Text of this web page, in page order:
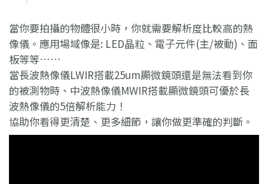
當你要拍攝的物體很小時，你就需要解析度比較高的熱
像儀。應用場域像是: LED晶粒、電子元件(主/被動)、面
板等等……
當長波熱像儀LWIR搭載25um顯微鏡頭還是無法看到你
的被測物時、中波熱像儀MWIR搭載顯微鏡頭可優於長
波熱像儀的5倍解析能力！
協助你看得更清楚、更多細節，讓你做更準確的判斷。